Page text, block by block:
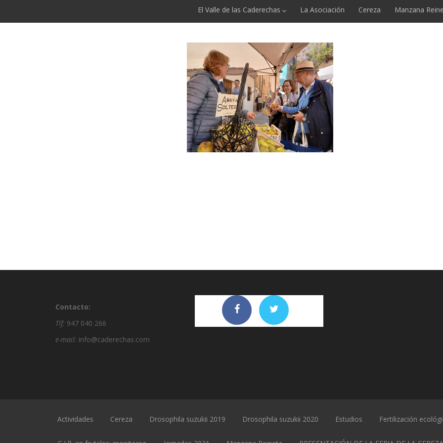
El Valle de las Caderechas La Asociación Cereza Manzana
Contacto:
Tlf: 947 040 266
e-mail: info@caderechas.com
Actividades Cereza Drosophila suzukii 2019 Drosophila suzukii 2020 Estudios Fertilización